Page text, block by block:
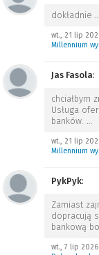
dokładnie
wt., 21 lip
Millennium
Jas Fasola:
chciałbym
Usługa
banków. …
wt., 21 lip
Millennium
PykPyk:
Zamiast
dopracują
bankową
wt., 7 lip 2026